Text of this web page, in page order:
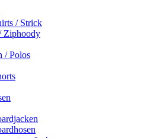
/ Strick
Ziphoody
/ Polos